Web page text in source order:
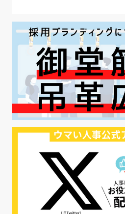
#第二新卒
#AI活用 #職場カ
#早期退職 #
#ハラスメント対策
#リクルーター制度
#歩留まり改善 #採
#採用CX #学内セミナー
#転職ファストパス
#エシカル採用